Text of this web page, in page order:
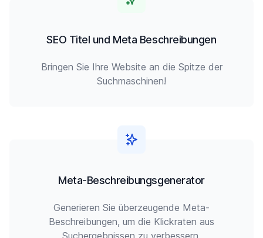
SEO Titel und Meta Beschreibungen
Bringen Sie Ihre Website an die Spitze der
Suchmaschinen!
Meta-Beschreibungsgenerator
Generieren Sie überzeugende Meta-
Beschreibungen, um die Klickraten aus
Suchergebnissen zu verbessern.